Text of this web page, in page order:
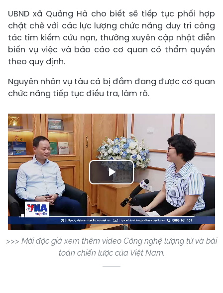
UBND xã Quảng Hà cho biết sẽ tiếp tục phối hợp
chặt chẽ với các lực lượng chức năng duy trì công
tác tìm kiếm cứu nạn, thường xuyên cập nhật diễn
biến vụ việc và báo cáo cơ quan có thẩm quyền
theo quy định.
Nguyên nhân vụ tàu cá bị đắm đang được cơ quan
chức năng tiếp tục điều tra, làm rõ.
Play
Video
>>> Mời độc giả xem thêm video Công nghệ lượng tử và bài
toán chiến lược của Việt Nam.